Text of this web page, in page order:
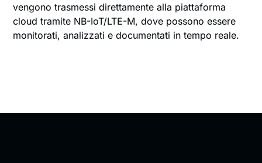
vengono trasmessi direttamente alla piattaforma
cloud tramite NB-IoT/LTE-M, dove possono essere
monitorati, analizzati e documentati in tempo reale.